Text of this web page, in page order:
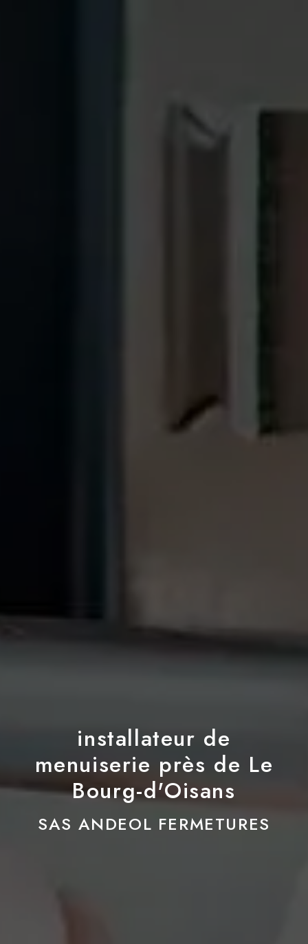
installateur de
menuiserie près de Le
Bourg-d'Oisans
SAS ANDEOL FERMETURES